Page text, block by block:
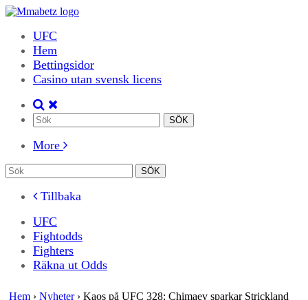
UFC
Hem
Bettingsidor
Casino utan svensk licens
More
Tillbaka
UFC
Fightodds
Fighters
Räkna ut Odds
Hem › Nyheter› Kaos på UFC 328: Chimaev sparkar Strickland